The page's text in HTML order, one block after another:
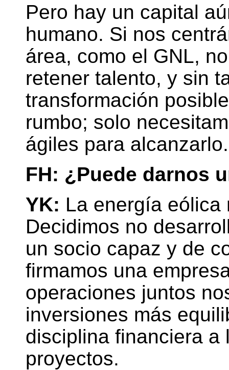
Pero hay un capital
humano. Si nos
área, como el GNL,
retener talento, y sin
transformación
rumbo; solo
ágiles para alcanzarlo.
FH: ¿Puede darnos
YK: La energía eólica
Decidimos no
un socio capaz y de
firmamos una
operaciones juntos
inversiones más
disciplina financiera a
proyectos.